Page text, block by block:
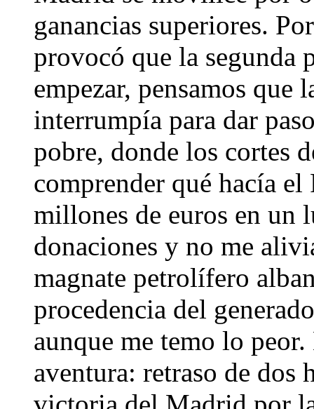
ganancias superiores.
provocó que la segunda
empezar, pensamos que
interrumpía para dar
pobre, donde los cortes
comprender qué hacía
millones de euros en un
donaciones y no me
magnate petrolífero
procedencia del
aunque me temo lo
aventura: retraso de dos